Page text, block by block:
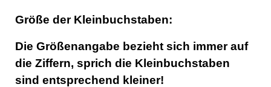
Größe der Kleinbuchstaben:
Die Größenangabe bezieht sich immer auf
die Ziffern, sprich die Kleinbuchstaben
sind entsprechend kleiner!